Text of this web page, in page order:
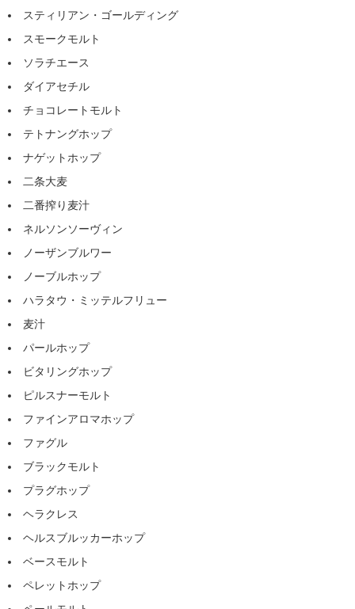
スティリアン・ゴールディング
スモークモルト
ソラチエース
ダイアセチル
チョコレートモルト
テトナングホップ
ナゲットホップ
二条大麦
二番搾り麦汁
ネルソンソーヴィン
ノーザンブルワー
ノーブルホップ
ハラタウ・ミッテルフリュー
麦汁
パールホップ
ビタリングホップ
ピルスナーモルト
ファインアロマホップ
ファグル
ブラックモルト
プラグホップ
ヘラクレス
ヘルスブルッカーホップ
ベースモルト
ペレットホップ